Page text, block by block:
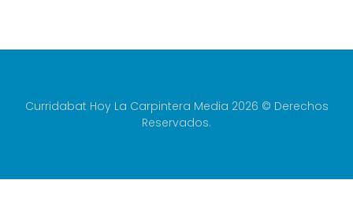
Curridabat Hoy La Carpintera Media 2026 © Derechos
Reservados.